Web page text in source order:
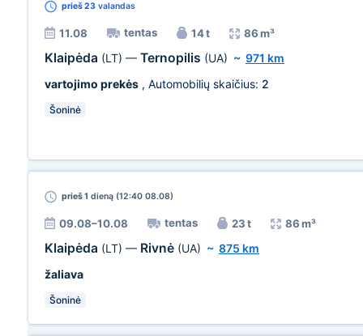
prieš 23 valandas
11.08 tentas 14 t 86 m³
Klaipėda (LT) — Ternopilis (UA) ~ 971 km
vartojimo prekės , Automobilių skaičius: 2
Šoninė
prieš 1 dieną (12:40 08.08)
09.08–10.08 tentas 23 t 86 m³
Klaipėda (LT) — Rivnė (UA) ~ 875 km
žaliava
Šoninė